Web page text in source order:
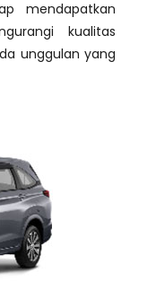
mendapatkan
kualitas
unggulan yang